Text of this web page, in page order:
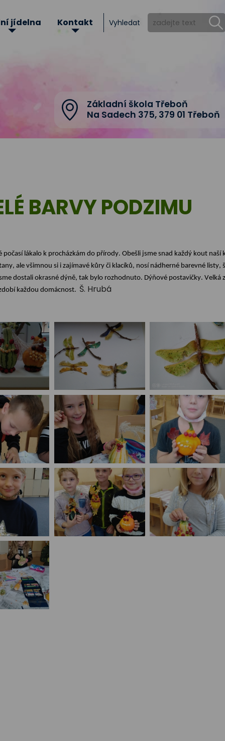
Základní škola Třeboň
Na Sadech 375,379 01 Třeboň
jídelna Kontakt Vyhledat
BARVY PODZIMU
počasí lákalo k procházkám do přírody. Obešli jsme snad každý kout naší
ale všimnou si izajímavé kůry či klacíků, nosí nádherné barevné listy,
dostali okrasné dýně, tak bylo rozhodnuto. Dýňové postavičky. Velká
každou domácnost. Š. Hrubá